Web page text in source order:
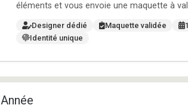
éléments et vous envoie une maquette à
Designer dédié Maquette validée
Identité unique
Année